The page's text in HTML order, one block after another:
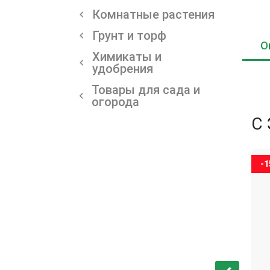
Комнатные растения
Грунт и торф
Химикаты и
удобрения
Товары для сада и
огорода
С
-